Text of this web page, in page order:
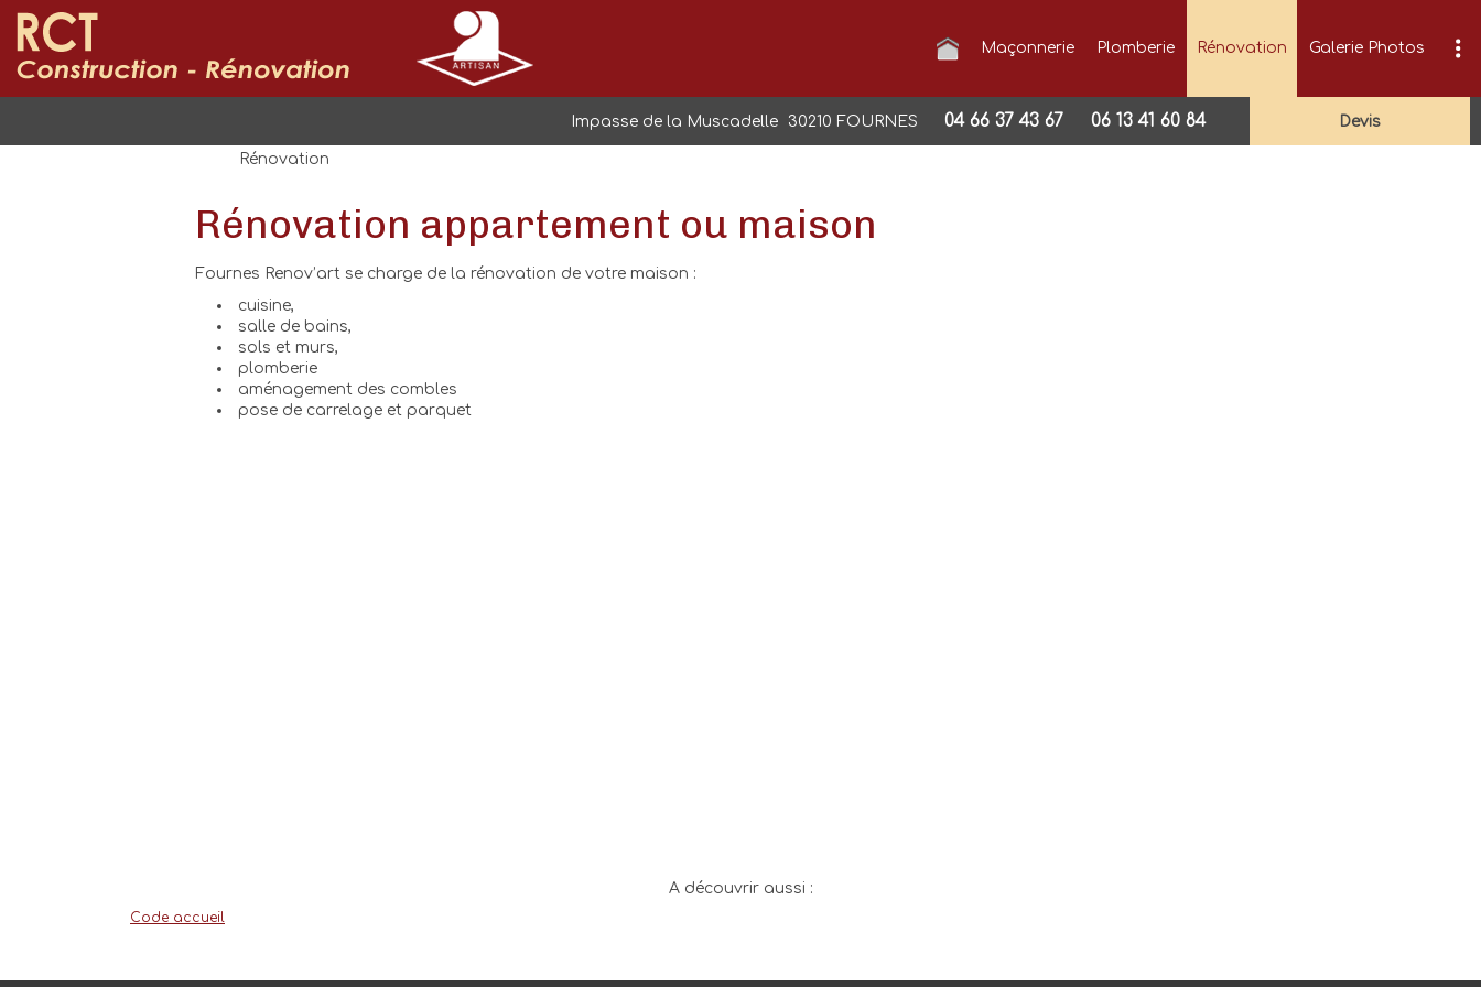
devis
Impasse de la Muscadelle 30210 FOURNES 04 66 37 43 67 06 13 41 60 84
Maçonnerie Plomberie Rénovation Galerie Photos
Rénovation
Rénovation appartement ou maison
Fournes Renov’art se charge de la rénovation de votre maison :
cuisine,
salle de bains,
sols et murs,
plomberie
aménagement des combles
pose de carrelage et parquet
A découvrir aussi :
Code accueil